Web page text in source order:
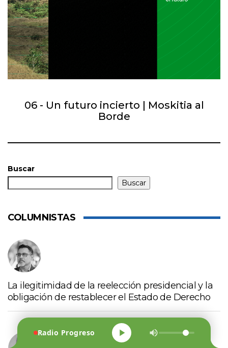
06 - Un futuro incierto | Moskitia al
Borde
Buscar
Buscar
COLUMNISTAS
La ilegitimidad de la reelección presidencial y la
obligación de restablecer el Estado de Derecho
Radio Progreso